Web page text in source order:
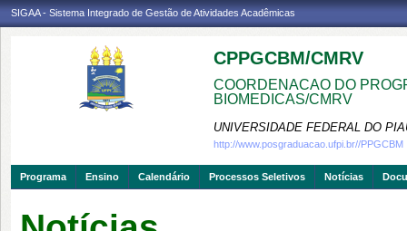
SIGAA - Sistema Integrado de Gestão de Atividades Acadêmicas
CPPGCBM/CMRV
COORDENACAO DO
BIOMEDICAS/CMRV
UNIVERSIDADE FEDERAL DO
http://www.posgraduacao.ufpi.br//PPGCBM
Programa Ensino Calendário Processos Seletivos Notícias